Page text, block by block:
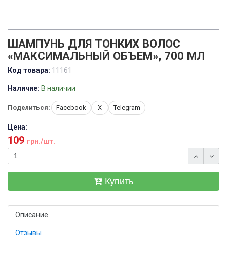
ШАМПУНЬ ДЛЯ ТОНКИХ ВОЛОС
«МАКСИМАЛЬНЫЙ ОБЪЕМ», 700 МЛ
Код товара: 11161
Наличие: В наличии
Поделиться: Facebook X Telegram
Цена:
109 грн./шт.
Купить
Описание
Отзывы